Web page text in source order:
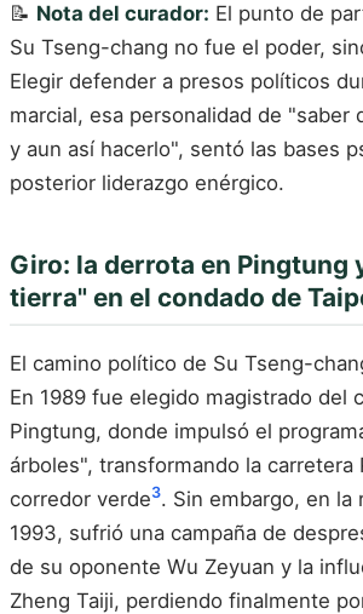
📝 Nota del curador: El punto de
Su Tseng-chang no fue el poder,
Elegir defender a presos políticos
marcial, esa personalidad de "saber
y aun así hacerlo", sentó las bases
posterior liderazgo enérgico.
Giro: la derrota en Pingtung
tierra" en el condado de
El camino político de Su Tseng-
En 1989 fue elegido magistrado del
Pingtung, donde impulsó el
árboles", transformando la carretera
corredor verde3. Sin embargo, en la
1993, sufrió una campaña de
de su oponente Wu Zeyuan y la
Zheng Taiji, perdiendo finalmente